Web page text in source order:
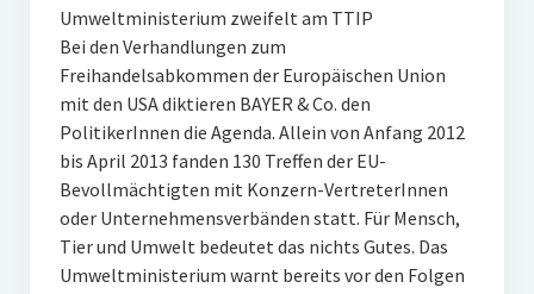
Umweltministerium zweifelt am TTIP
Bei den Verhandlungen zum
Freihandelsabkommen der Europäischen Union
mit den USA diktieren BAYER & Co. den
PolitikerInnen die Agenda. Allein von Anfang 2012
bis April 2013 fanden 130 Treffen der EU-
Bevollmächtigten mit Konzern-VertreterInnen
oder Unternehmensverbänden statt. Für Mensch,
Tier und Umwelt bedeutet das nichts Gutes. Das
Umweltministerium warnt bereits vor den Folgen